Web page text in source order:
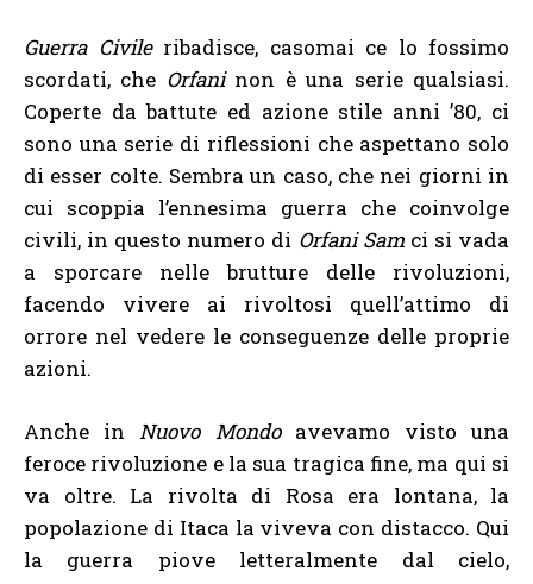
Guerra Civileribadisce, casomai ce lo fossimo
scordati, che Orfaninon è una serie qualsiasi.
Coperte da battute ed azione stile anni ’80, ci
sono una serie di riflessioni che aspettano solo
di esser colte. Sembra un caso, che nei giorni in
cui scoppia l’ennesima guerra che coinvolge
civili, in questo numero di Orfani Samci si vada
a sporcare nelle brutture delle rivoluzioni,
facendo vivere ai rivoltosi quell’attimo di
orrore nel vedere le conseguenze delle proprie
azioni.
Anche inNuovo Mondoavevamo visto una
feroce rivoluzione e la sua tragica fine, ma qui si
va oltre. La rivolta di Rosa era lontana, la
popolazione di Itaca la viveva con distacco. Qui
la guerra piove letteralmente dal cielo,